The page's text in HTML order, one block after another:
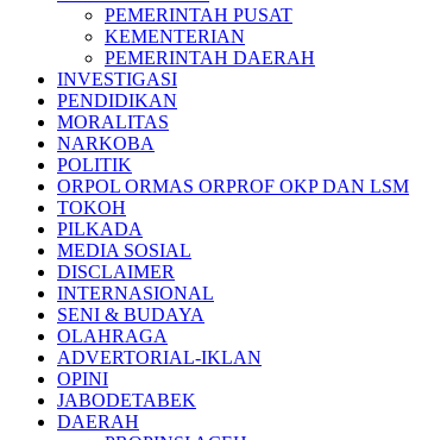
PEMERINTAH PUSAT
KEMENTERIAN
PEMERINTAH DAERAH
INVESTIGASI
PENDIDIKAN
MORALITAS
NARKOBA
POLITIK
ORPOL ORMAS ORPROF OKP DAN LSM
TOKOH
PILKADA
MEDIA SOSIAL
DISCLAIMER
INTERNASIONAL
SENI & BUDAYA
OLAHRAGA
ADVERTORIAL-IKLAN
OPINI
JABODETABEK
DAERAH